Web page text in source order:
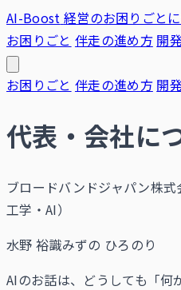
AI-Boost 経営のお困りごと
お困りごと 伴走の進め方 開
お困りごと 伴走の進め方 開
代表・会社に
ブロードバンドジャパン株
工学・AI）
水野 裕識みずの ひろのり
AIのお話は、どうしても「何